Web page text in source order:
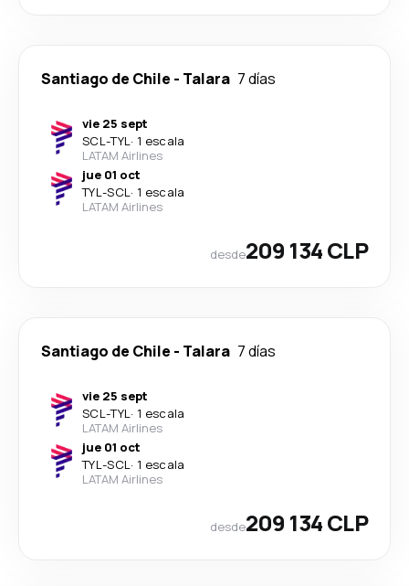
Santiago de Chile - Talara 7 días
vie 25 sept
SCL-TYL· 1 escala
LATAM Airlines
jue 01 oct
TYL-SCL· 1 escala
LATAM Airlines
desde209 134 CLP
Santiago de Chile - Talara 7 días
vie 25 sept
SCL-TYL· 1 escala
LATAM Airlines
jue 01 oct
TYL-SCL· 1 escala
LATAM Airlines
desde209 134 CLP